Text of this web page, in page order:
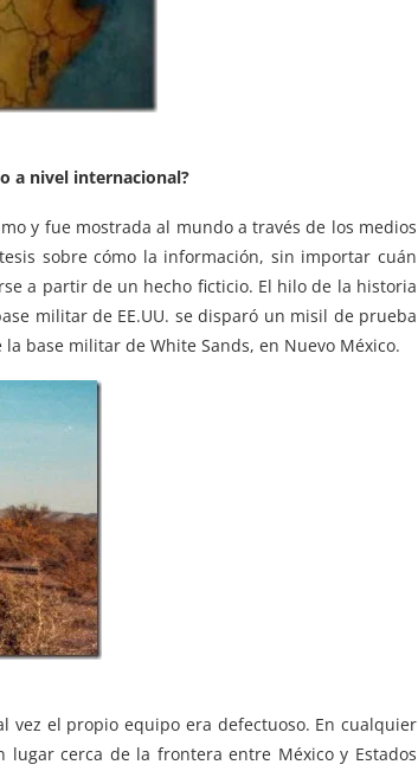
a nivel internacional?
y fue mostrada al mundo a través de los medios
sobre cómo la información, sin importar cuán
a partir de un hecho ficticio. El hilo de la historia
militar de EE.UU. se disparó un misil de prueba
base militar de White Sands, en Nuevo México.
vez el propio equipo era defectuoso. En cualquier
cerca de la frontera entre México y Estados